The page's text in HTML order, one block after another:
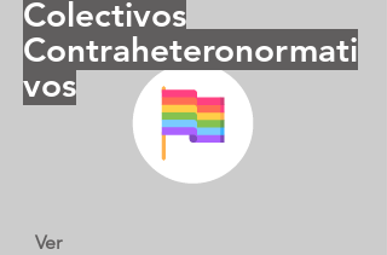
Colectivos
Contraheteronormati
vos
Ver